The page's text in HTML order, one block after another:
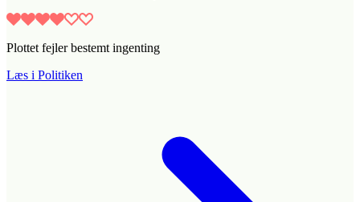
Plottet fejler bestemt ingenting
Læs i Politiken